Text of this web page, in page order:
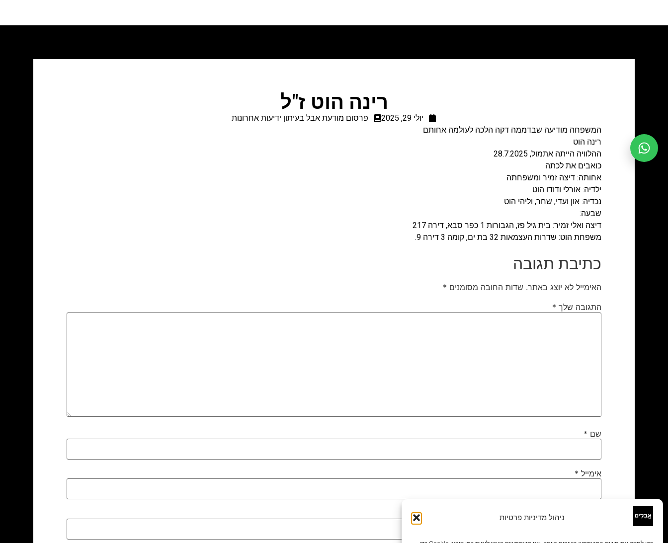
ניהול מדיניות פרטיות
רינה הוט ז"ל
יולי 29, 2025
פרסום מודעת אבל בעיתון ידיעות אחרונות
המשפחה מודיעה שבדממה דקה הלכה לעולמה אחותם
רינה הוט
ההלוויה הייתה אתמול, 28.7.2025
כואבים את לכתה
אחותה: דיצה זמיר ומשפחתה
ילדיה: אורלי ודודו הוט
נכדיה: און ועדי, שחר, וליהי הוט
שבעה:
דיצה ואלי זמיר: בית גיל פז, הגבורות 1
כפר סבא, דירה 217
משפחת הוט: שדרות העצמאות 32 בת ים,
קומה 3 דירה 9.
כתיבת תגובה
האימייל לא יוצג באתר. שדות החובה מסומנים *
התגובה שלך *
שם *
אימייל *